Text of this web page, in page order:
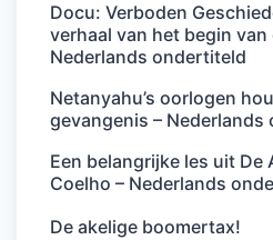
Docu: Verboden
verhaal van het begin van
Nederlands ondertiteld
Netanyahu’s oorlogen
gevangenis – Nederlands
Een belangrijke les uit De
Coelho – Nederlands
De akelige boomertax!